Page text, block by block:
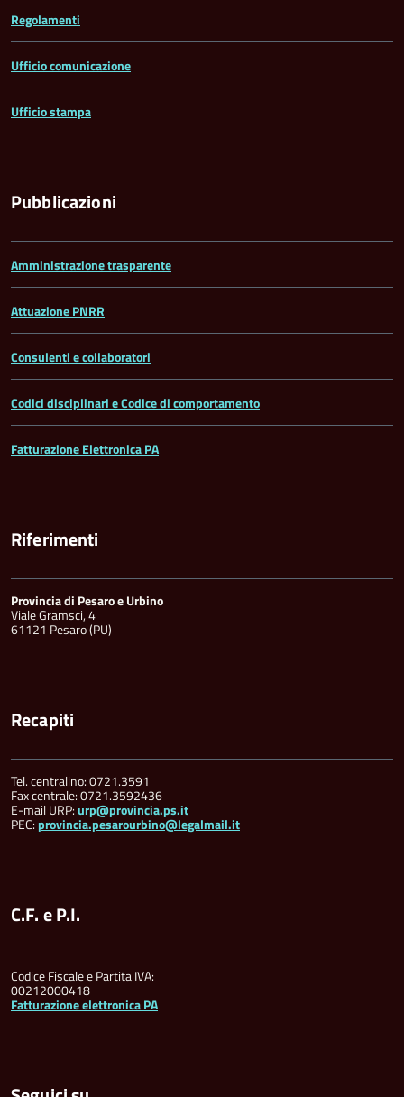
Regolamenti
Ufficio comunicazione
Ufficio stampa
Pubblicazioni
Amministrazione trasparente
Attuazione PNRR
Consulenti e collaboratori
Codici disciplinari e Codice di comportamento
Fatturazione Elettronica PA
Riferimenti
Provincia di Pesaro e Urbino
Viale Gramsci, 4
61121 Pesaro (PU)
Recapiti
Tel. centralino: 0721.3591
Fax centrale: 0721.3592436
E-mail URP:urp@provincia.ps.it
PEC:provincia.pesarourbino@legalmail.it
C.F. e P.I.
Codice Fiscale e Partita IVA:
00212000418
Fatturazione elettronica PA